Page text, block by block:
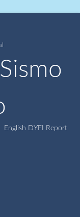
English DYFI Report